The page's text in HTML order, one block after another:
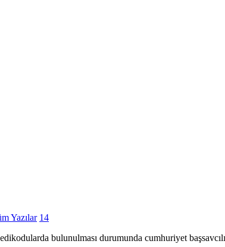
Yazılar 14
bulunulması durumunda cumhuriyet